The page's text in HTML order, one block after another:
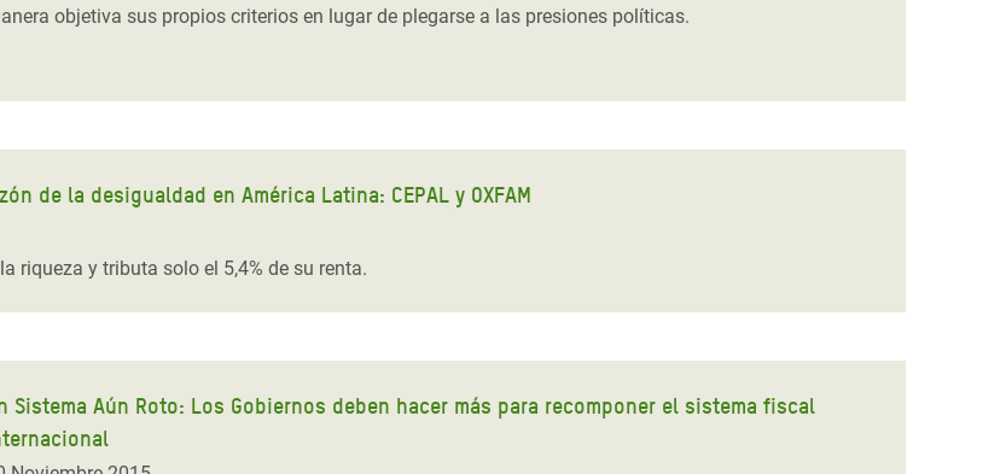
objetiva sus propios criterios en lugar de plegarse a las presiones políticas.
de la desigualdad en América Latina: CEPAL y OXFAM
riqueza y tributa solo el 5,4% de su renta.
Sistema Aún Roto: Los Gobiernos deben hacer más para recomponer el sistema fiscal